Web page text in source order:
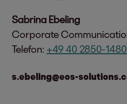
Sabrina Ebeling
Corporate
Telefon: +49 40 2850-1480
s.ebeling@eos-